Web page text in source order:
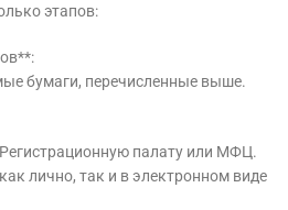
этапов:
бумаги, перечисленные выше.
палату или МФЦ.
лично, так и в электронном виде